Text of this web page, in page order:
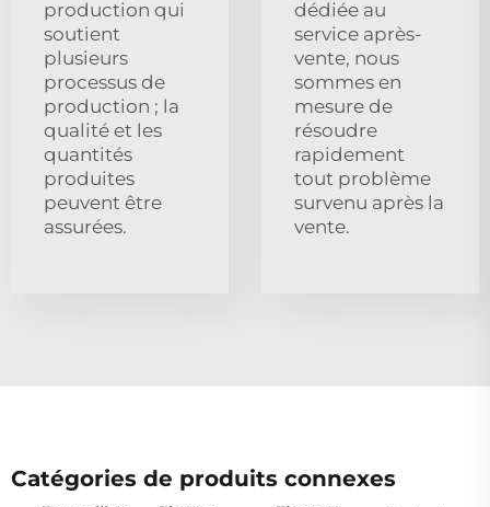
production qui
soutient
plusieurs
processus de
production ; la
qualité et les
quantités
produites
peuvent être
assurées.
dédiée au
service après-
vente, nous
sommes en
mesure de
résoudre
rapidement
tout problème
survenu après la
vente.
Catégories de produits connexes